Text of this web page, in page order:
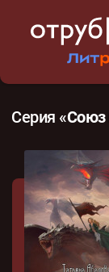
Серия «Союз